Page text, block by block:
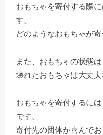
おもちゃを寄付する際
す。
どのようなおもちゃが
また、おもちゃの状態は
壊れたおもちゃは大丈夫
おもちゃを寄付するに
です。
寄付先の団体が喜んでお